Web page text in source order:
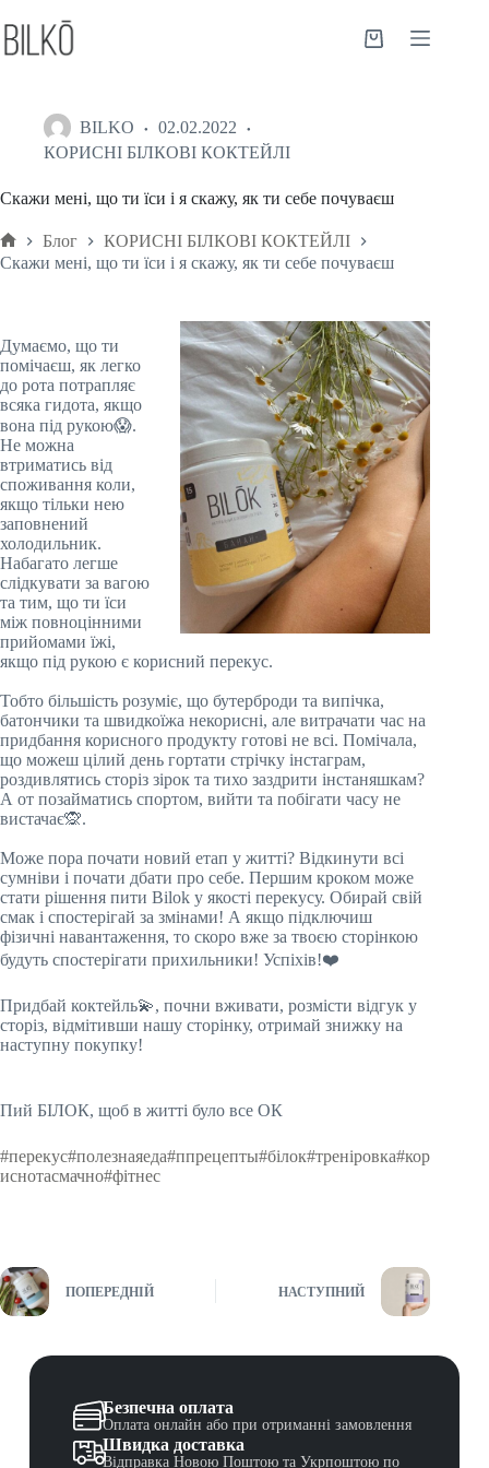
BILKO
02.02.2022
КОРИСНІ БІЛКОВІ КОКТЕЙЛІ
Скажи мені, що ти їси і я скажу, як ти себе почуваєш
Блог
КОРИСНІ БІЛКОВІ КОКТЕЙЛІ
Скажи мені, що ти їси і я скажу, як ти себе почуваєш
Думаємо, що ти
помічаєш, як легко
до рота потрапляє
всяка гидота, якщо
вона під рукою😱.
Не можна
втриматись від
споживання коли,
якщо тільки нею
заповнений
холодильник.
Набагато легше
слідкувати за вагою
та тим, що ти їси
між повноцінними
прийомами їжі,
якщо під рукою є корисний перекус.
Тобто більшість розуміє, що бутерброди та випічка,
батончики та швидкоїжа некорисні, але витрачати час на
придбання корисного продукту готові не всі. Помічала,
що можеш цілий день гортати стрічку інстаграм,
роздивлятись сторіз зірок та тихо заздрити інстаняшкам?
А от позайматись спортом, вийти та побігати часу не
вистачає🙊.
Може пора почати новий етап у житті? Відкинути всі
сумніви і почати дбати про себе. Першим кроком може
стати рішення пити Bilok у якості перекусу. Обирай свій
смак і спостерігай за змінами! А якщо підключиш
фізичні навантаження, то скоро вже за твоєю сторінкою
будуть спостерігати прихильники! Успіхів!❤️
Придбай коктейль💫, почни вживати, розмісти відгук у
сторіз, відмітивши нашу сторінку, отримай знижку на
наступну покупку!
Пий БІЛОК, щоб в житті було все ОК
#перекус#полезнаяеда#ппрецепты#білок#треніровка#кор
иснотасмачно#фітнес
ПОПЕРЕДНІЙ НАСТУПНИЙ
Безпечна оплата
Оплата онлайн або при отриманні замовлення
Швидка доставка
Відправка Новою Поштою та Укрпоштою по